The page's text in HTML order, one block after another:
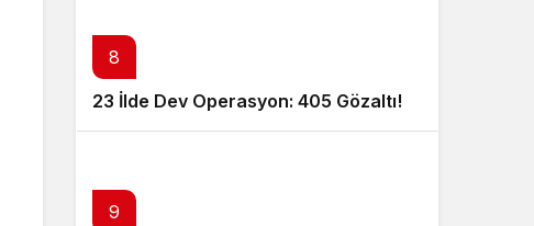
8
23 İlde Dev Operasyon: 405 Gözaltı!
9